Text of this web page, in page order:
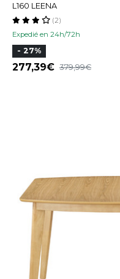
L160 LEENA
Expedié en 24h/72h
(2)
- 27%
277,39 379,99